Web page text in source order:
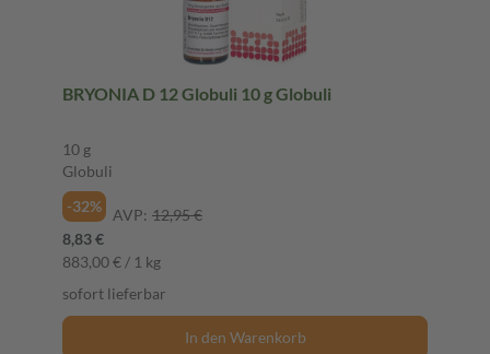
BRYONIA D 12 Globuli 10 g Globuli
10 g
Globuli
-32%
AVP: 12,95 €
8,83 €
883,00 € / 1 kg
sofort lieferbar
In den Warenkorb